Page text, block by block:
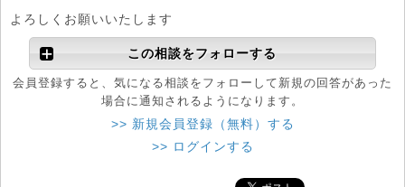
よろしくお願いいたします
この相談をフォローする
会員登録すると、気になる相談をフォローして新規の回答があった
場合に通知されるようになります。
>> 新規会員登録（無料）する
>> ログインする